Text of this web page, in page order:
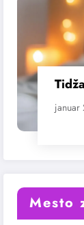
januar
Mesto